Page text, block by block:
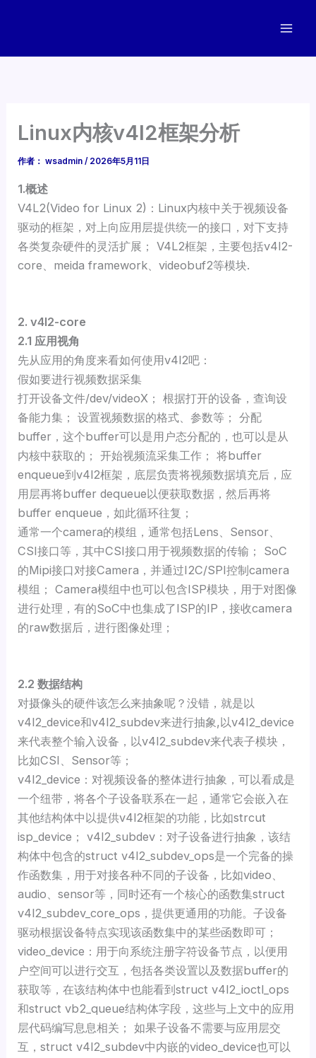
Linux内核v4l2框架分析
作者： wsadmin/ 2026年5月11日
1.概述
V4L2(Video for Linux 2)：Linux内核中关于视频设备
驱动的框架，对上向应用层提供统一的接口，对下支持
各类复杂硬件的灵活扩展； V4L2框架，主要包括v4l2-
core、meida framework、videobuf2等模块.
2. v4l2-core
2.1 应用视角
先从应用的角度来看如何使用v4l2吧：
假如要进行视频数据采集
打开设备文件/dev/videoX； 根据打开的设备，查询设
备能力集； 设置视频数据的格式、参数等； 分配
buffer，这个buffer可以是用户态分配的，也可以是从
内核中获取的； 开始视频流采集工作； 将buffer
enqueue到v4l2框架，底层负责将视频数据填充后，应
用层再将buffer dequeue以便获取数据，然后再将
buffer enqueue，如此循环往复；
通常一个camera的模组，通常包括Lens、Sensor、
CSI接口等，其中CSI接口用于视频数据的传输； SoC
的Mipi接口对接Camera，并通过I2C/SPI控制camera
模组； Camera模组中也可以包含ISP模块，用于对图像
进行处理，有的SoC中也集成了ISP的IP，接收camera
的raw数据后，进行图像处理；
2.2 数据结构
对摄像头的硬件该怎么来抽象呢？没错，就是以
v4l2_device和v4l2_subdev来进行抽象,以v4l2_device
来代表整个输入设备，以v4l2_subdev来代表子模块，
比如CSI、Sensor等；
v4l2_device：对视频设备的整体进行抽象，可以看成是
一个纽带，将各个子设备联系在一起，通常它会嵌入在
其他结构体中以提供v4l2框架的功能，比如strcut
isp_device； v4l2_subdev：对子设备进行抽象，该结
构体中包含的struct v4l2_subdev_ops是一个完备的操
作函数集，用于对接各种不同的子设备，比如video、
audio、sensor等，同时还有一个核心的函数集struct
v4l2_subdev_core_ops，提供更通用的功能。子设备
驱动根据设备特点实现该函数集中的某些函数即可；
video_device：用于向系统注册字符设备节点，以便用
户空间可以进行交互，包括各类设置以及数据buffer的
获取等，在该结构体中也能看到struct v4l2_ioctl_ops
和struct vb2_queue结构体字段，这些与上文中的应用
层代码编写息息相关； 如果子设备不需要与应用层交
互，struct v4l2_subdev中内嵌的video_device也可以